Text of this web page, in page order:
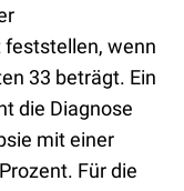
feststellen, wenn
33 beträgt. Ein
die Diagnose
mit einer
Für die